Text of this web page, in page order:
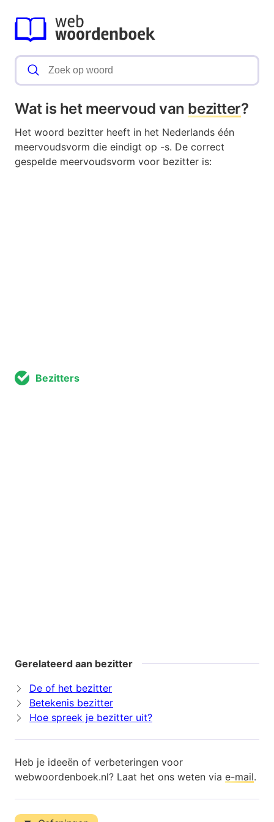
Wat is het meervoud van bezitter?
Het woord bezitter heeft in het Nederlands één
meervoudsvorm die eindigt op -s. De correct
gespelde meervoudsvorm voor bezitter is:
Bezitters
Gerelateerd aan bezitter
De of het bezitter
Betekenis bezitter
Hoe spreek je bezitter uit?
Heb je ideeën of verbeteringen voor
webwoordenboek.nl? Laat het ons weten via e-mail.